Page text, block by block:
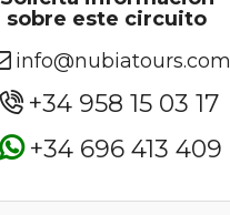
sobre este circuito
info@nubiatours.com
+34 958 15 03 17
+34 696 413 409